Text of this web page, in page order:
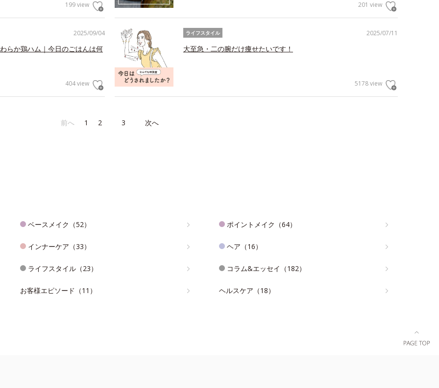
199 view 201 view
2025/09/04
らか鶏ハム｜今日のごはんは何
404 view
2025/07/11
ライフスタイル
大至急・二の腕だけ痩せたいです！
5178 view
前へ 1 2 3 次へ
ベースメイク（52） ポイントメイク（64）
インナーケア（33） ヘア（16）
ライフスタイル（23） コラム&エッセイ（182）
お客様エピソード（11） ヘルスケア（18）